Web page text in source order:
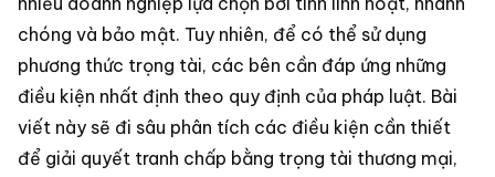
chóng và bảo mật. Tuy nhiên, để có thể sử dụng
phương thức trọng tài, các bên cần đáp ứng những
điều kiện nhất định theo quy định của pháp luật. Bài
viết này sẽ đi sâu phân tích các điều kiện cần thiết
để giải quyết tranh chấp bằng trọng tài thương mại,